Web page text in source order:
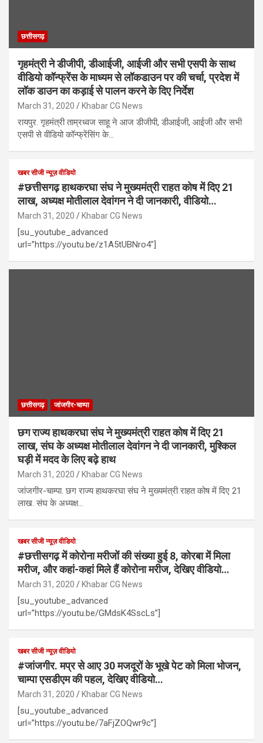
छत्तीसगढ़
गृहमंत्री ने डीजीपी, डीआईजी, आईजी और सभी एसपी के साथ
वीडियो कॉन्फ्रेंस के माध्यम से लॉकडाउन पर की चर्चा, प्रदेश में
लॉक डाउन का कड़ाई से पालन करने के दिए निर्देश
March 31, 2020 Khabar CG News
रायपुर. गृहमंत्री ताम्रध्वज साहू ने आज डीजीपी, डीआईजी, आईजी और सभी
एसपी से वीडियो कॉन्फ्रेंसिंग के…
खबर सीजी न्यूज़ वीडियो
#छत्तीसगढ़ हाथकरघा संघ ने मुख्यमंत्री राहत कोष में दिए 21
लाख, अध्यक्ष मोतीलाल देवांगन ने दी जानकारी, वीडियो…
March 31, 2020 Khabar CG News
[su_youtube_advanced
url=”https://youtu.be/z1A5tUBNro4″]
छत्तीसगढ़ जांजगीर-चाम्पा
छग राज्य हाथकरघा संघ ने मुख्यमंत्री राहत कोष में दिए 21
लाख, संघ के अध्यक्ष मोतीलाल देवांगन ने दी जानकारी, मुश्किल
घड़ी में मदद के लिए बढ़े हाथ
March 31, 2020 Khabar CG News
जांजगीर-चाम्पा. छग राज्य हाथकरघा संघ ने मुख्यमंत्री राहत कोष में दिए 21
लाख. संघ के अध्यक्ष…
खबर सीजी न्यूज़ वीडियो
#छत्तीसगढ़ में कोरोना मरीजों की संख्या हुई 8, कोरबा में मिला
मरीज, और कहां-कहां मिले हैं कोरोना मरीज, देखिए वीडियो…
March 31, 2020 Khabar CG News
[su_youtube_advanced
url=”https://youtu.be/GMdsK4SscLs”]
खबर सीजी न्यूज़ वीडियो
#जांजगीर. मप्र से आए 30 मजदूरों के भूखे पेट को मिला भोजन,
चाम्पा एसडीएम की पहल, देखिए वीडियो…
March 31, 2020 Khabar CG News
[su_youtube_advanced
url=”https://youtu.be/7aFjZOQwr9c”]